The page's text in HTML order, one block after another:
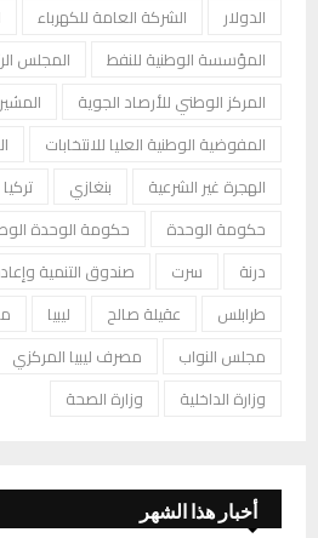
الدولار
الشركة العامة للكهرباء
المؤسسة الوطنية للنفط
المجلس
المركز الوطني للأرصاد الجوية
المفوضية الوطنية العليا للانتخابات
الهجرة غير الشرعية
بنغازي تركيا
حكومة الوحدة
حكومة الوحدة
درنة
سرت صندوق التنمية
طرابلس
عقيلة صالح ليبيا
مجلس النواب
مصرف ليبيا المركزي
وزارة الداخلية
وزارة الصحة
أخبار هذا الشهر